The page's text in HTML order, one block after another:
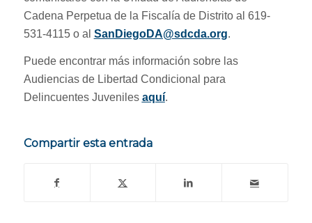
Cadena Perpetua de la Fiscalía de Distrito al 619-
531-4115 o al SanDiegoDA@sdcda.org.
Puede encontrar más información sobre las
Audiencias de Libertad Condicional para
Delincuentes Juveniles aquí.
Compartir esta entrada